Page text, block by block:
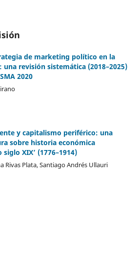
de marketing político en la
revisión sistemática (2018–2025)
2020
y capitalismo periférico: una
sobre historia económica
XIX’ (1776–1914)
Rivas Plata, Santiago Andrés Ullauri